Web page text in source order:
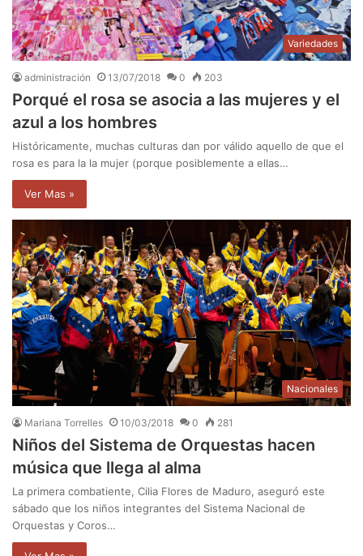
Variedades
administración 13/07/2018 0 203
Porqué el rosa se asocia a las mujeres y el
azul a los hombres
Históricamente, muchas culturas dan por válido aquello de que el
rosa es para la la mujer (porque posiblemente a ellas…
Ver Mas »
Nacionales
Mariana Torrelles 10/03/2018 0 281
Niños del Sistema de Orquestas hacen
música que llega al alma
La primera combatiente, Cilia Flores de Maduro, aseguró este
sábado que los niños integrantes del Sistema Nacional de
Orquestas y Coros…